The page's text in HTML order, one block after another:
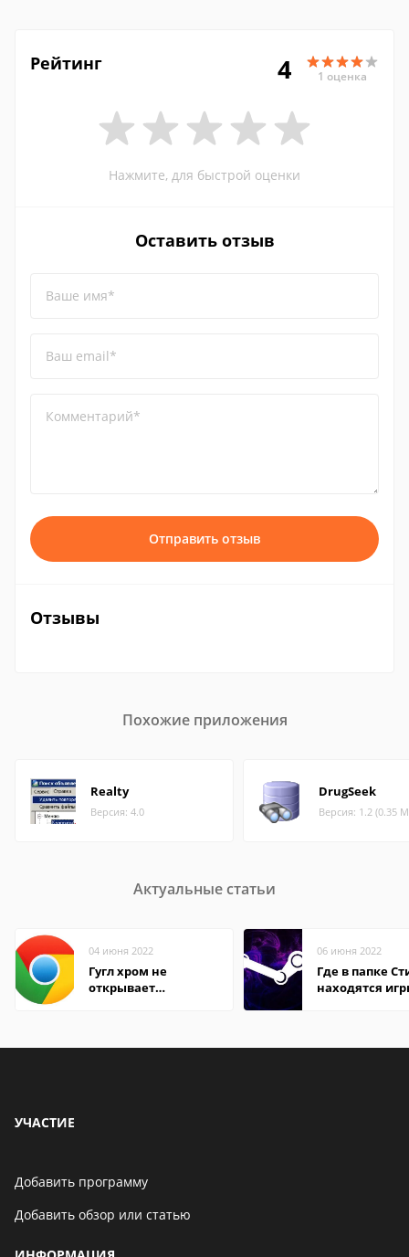
Рейтинг 4 1 оценка
Нажмите, для быстрой оценки
Оставить отзыв
Ваше имя*
Ваш email*
Комментарий*
Отправить отзыв
Отзывы
Похожие приложения
Realty
Версия: 4.0
DrugSeek
Версия: 1.2 (0.35
Актуальные статьи
04 июня 2022
Гугл хром не
открывает
06 июня 2022
Где в папке
находятся
УЧАСТИЕ
Добавить программу
Добавить обзор или статью